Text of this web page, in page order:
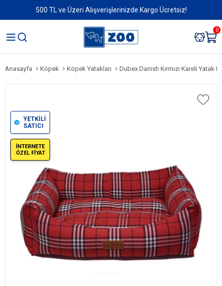
500 TL ve Üzeri Alışverişlerinizde Kargo Ücretsiz!
0
Anasayfa Köpek Köpek Yatakları Dubex Danish Kırmızı Kareli Yatak
YETKİLİ
SATICI
İNTERNETE
ÖZEL FİYAT